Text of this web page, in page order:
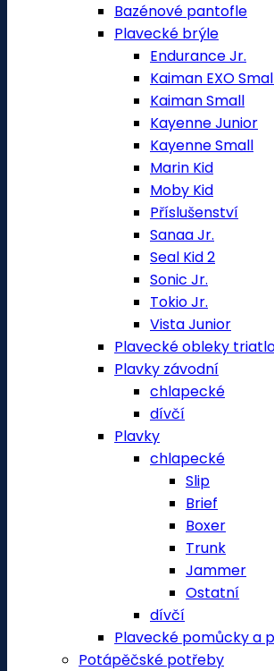
Bazénové pantofle
Plavecké brýle
Endurance Jr.
Kaiman EXO
Kaiman Small
Kayenne Junior
Kayenne Small
Marin Kid
Moby Kid
Příslušenství
Sanaa Jr.
Seal Kid 2
Sonic Jr.
Tokio Jr.
Vista Junior
Plavecké obleky
Plavky závodní
chlapecké
dívčí
Plavky
chlapecké
Slip
Brief
Boxer
Trunk
Jammer
Ostatní
dívčí
Plavecké pomůcky a
Potápěčské potřeby